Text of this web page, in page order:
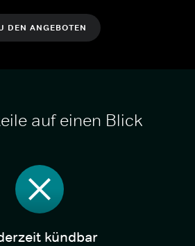
DEN ANGEBOTEN
auf einen Blick
kündbar